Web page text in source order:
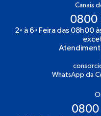
Canais
0800
2ª à 6ª Feira das 08h00
WhatsApp da
0800